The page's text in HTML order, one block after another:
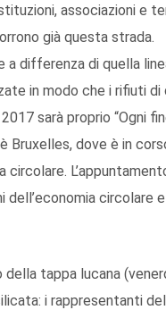
associazioni e
già questa strada.
a differenza di quella
in modo che i rifiuti di
sarà proprio “Ogni
Bruxelles, dove è in
dell’economia circolare
tappa lucana
i rappresentanti